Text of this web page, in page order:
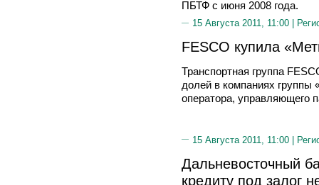
ПБТФ с июня 2008 года.
15 Августа 2011, 11:00 |
FESCO купила
Транспортная группа
долей в компаниях группы
оператора, управляющего
15 Августа 2011, 11:00 |
Дальневосточный
кредиту под залог